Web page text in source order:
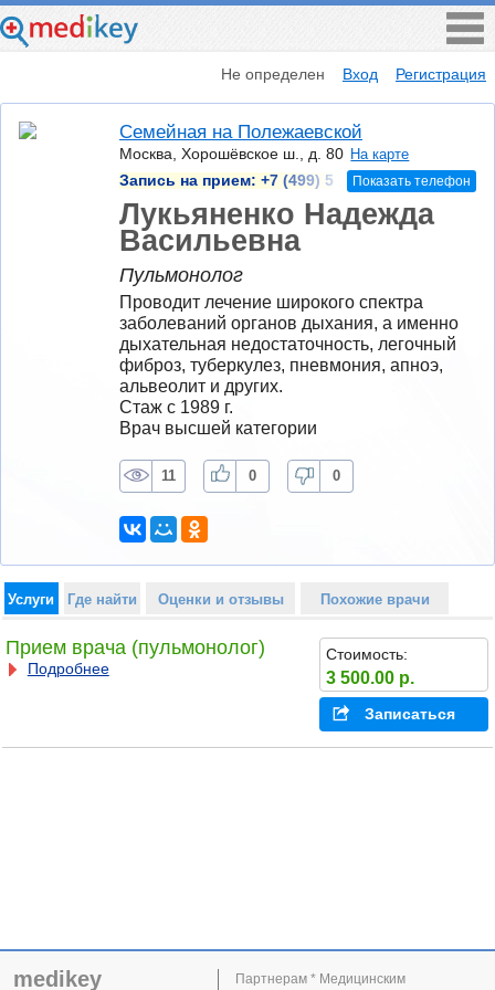
Не определен Вход Регистрация
Семейная на Полежаевской
Москва, Хорошёвское ш., д. 80 На карте
Запись на прием: +7 (499) 5 Показать телефон
Лукьяненко Надежда
Васильевна
Пульмонолог
Проводит лечение широкого спектра
заболеваний органов дыхания, а именно
дыхательная недостаточность, легочный
фиброз, туберкулез, пневмония, апноэ,
Стаж с 1989 г.
Врач высшей категории
11 0 0
Услуги Где найти Оценки и отзывы Похожие врачи
Прием врача (пульмонолог)
Подробнее
Стоимость:
3 500.00 р.
Записаться
medikey
Партнерам * Медицинским